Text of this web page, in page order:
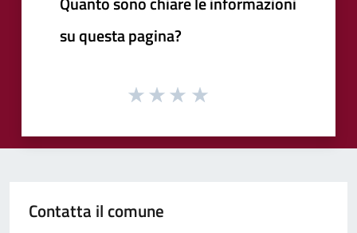
su questa pagina?
Contatta il comune